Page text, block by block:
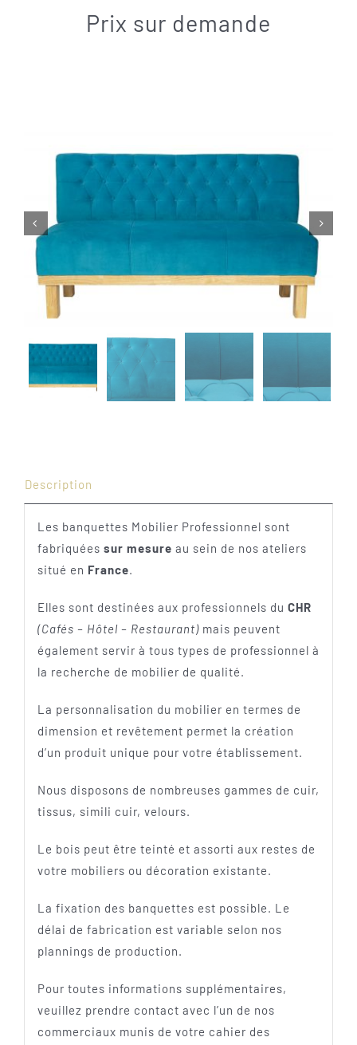
Prix sur demande
 
Description
Les banquettes Mobilier Professionnel sont
fabriquées sur mesure au sein de nos ateliers
situé en France.
Elles sont destinées aux professionnels du CHR
(Cafés – Hôtel – Restaurant)mais peuvent
également servir à tous types de professionnel à
la recherche de mobilier de qualité.
La personnalisation du mobilier en termes de
dimension et revêtement permet la création
d’un produit unique pour votre établissement.
Nous disposons de nombreuses gammes de cuir,
tissus, simili cuir, velours.
Le bois peut être teinté et assorti aux restes de
votre mobiliers ou décoration existante.
La fixation des banquettes est possible. Le
délai de fabrication est variable selon nos
plannings de production.
Pour toutes informations supplémentaires,
veuillez prendre contact avec l’un de nos
commerciaux munis de votre cahier des